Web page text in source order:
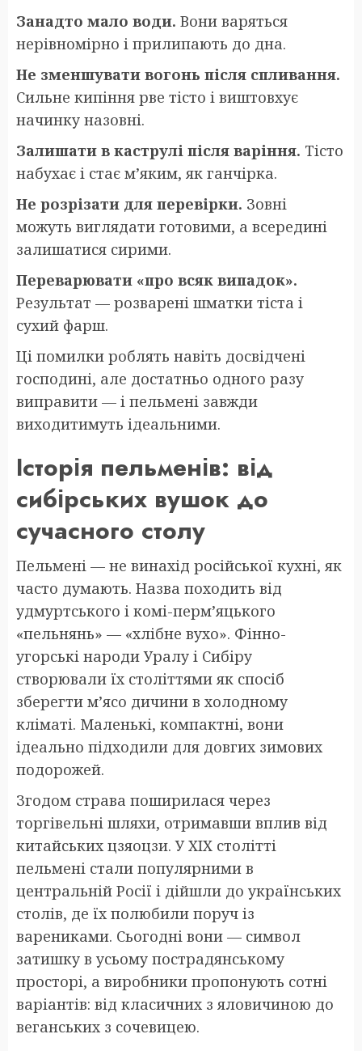
Занадто мало води. Вони варяться
нерівномірно і прилипають до дна.
Не зменшувати вогонь після спливання.
Сильне кипіння рве тісто і виштовхує
начинку назовні.
Залишати в каструлі після варіння. Тісто
набухає і стає м’яким, як ганчірка.
Не розрізати для перевірки. Зовні
можуть виглядати готовими, а всередині
залишатися сирими.
Переварювати «про всяк випадок».
Результат — розварені шматки тіста і
сухий фарш.
Ці помилки роблять навіть досвідчені
господині, але достатньо одного разу
виправити — і пельмені завжди
виходитимуть ідеальними.
Історія пельменів: від
сибірських вушок до
сучасного столу
Пельмені — не винахід російської кухні, як
часто думають. Назва походить від
удмуртського і комі-перм’яцького
«пельнянь» — «хлібне вухо». Фінно-
угорські народи Уралу і Сибіру
створювали їх століттями як спосіб
зберегти м’ясо дичини в холодному
кліматі. Маленькі, компактні, вони
ідеально підходили для довгих зимових
подорожей.
Згодом страва поширилася через
торгівельні шляхи, отримавши вплив від
китайських цзяоцзи. У XIX столітті
пельмені стали популярними в
центральній Росії і дійшли до українських
столів, де їх полюбили поруч із
варениками. Сьогодні вони — символ
затишку в усьому пострадянському
просторі, а виробники пропонують сотні
варіантів: від класичних з яловичиною до
веганських з сочевицею.